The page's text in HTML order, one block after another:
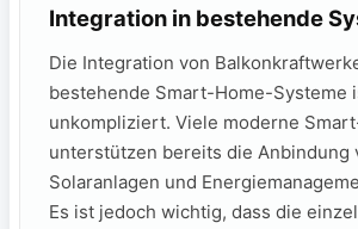
Integration in bestehende
Die Integration⁣ von
bestehende Smart-Home-Systeme
unkompliziert. Viele moderne
unterstützen ‍bereits die Anbindung‍
Solaranlagen und
Es ist jedoch wichtig, dass ​die